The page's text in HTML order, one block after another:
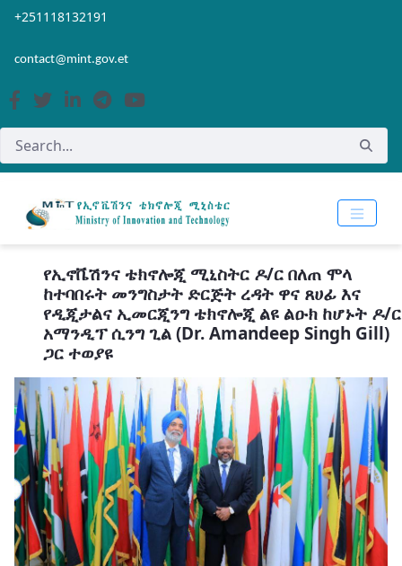
Skip to Main Content
Open Accessibility Menu
+251118132191
contact@mint.gov.et
የኢኖቬሽንና ቴክኖሎጂ ሚኒስትር ዶ/ር በለጠ ሞላ
ከተባበሩት መንግስታት ድርጅት ረዳት ዋና ጸሀፊ እና
የዲጂታልና ኢመርጂንግ ቴክኖሎጂ ልዩ ልዑክ ከሆኑት ዶ/ር
አማንዲፕ ሲንግ ጊል (Dr. Amandeep Singh Gill)
ጋር ተወያዩ